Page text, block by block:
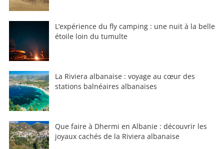
L’expérience du fly camping : une nuit à la belle
étoile loin du tumulte
La Riviera albanaise : voyage au cœur des
stations balnéaires albanaises
Que faire à Dhermi en Albanie : découvrir les
joyaux cachés de la Riviera albanaise